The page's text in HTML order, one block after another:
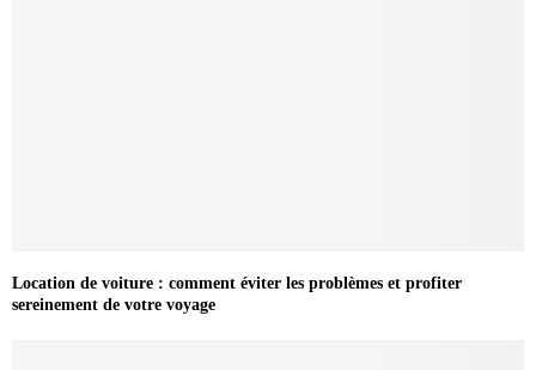
Location de voiture : comment éviter les problèmes et profiter
sereinement de votre voyage